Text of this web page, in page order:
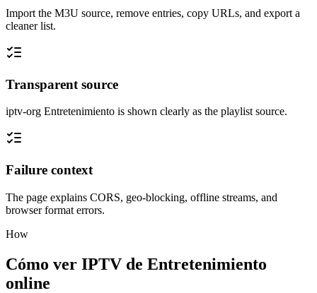
Import the M3U source, remove entries, copy URLs, and export a
cleaner list.
Transparent source
iptv-org Entretenimiento is shown clearly as the playlist source.
Failure context
The page explains CORS, geo-blocking, offline streams, and
browser format errors.
How
Cómo ver IPTV de Entretenimiento
online